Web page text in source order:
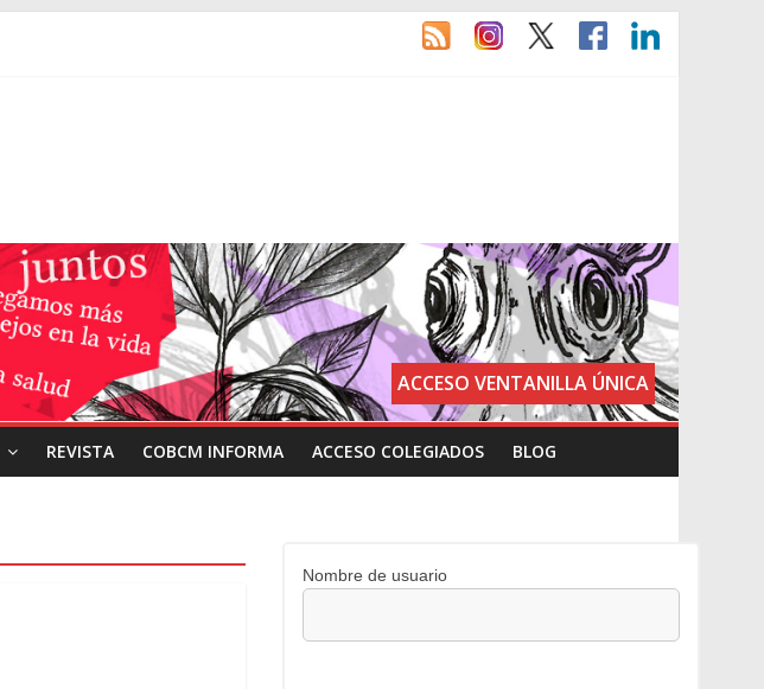
ACCESO VENTANILLA ÚNICA
REVISTA COBCM INFORMA ACCESO COLEGIADOS BLOG
Nombre de usuario